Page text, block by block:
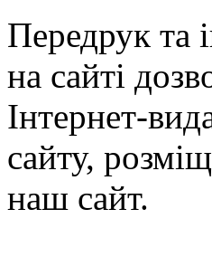
Передрук та
на сайті
Інтернет-
сайту,
наш сайт.